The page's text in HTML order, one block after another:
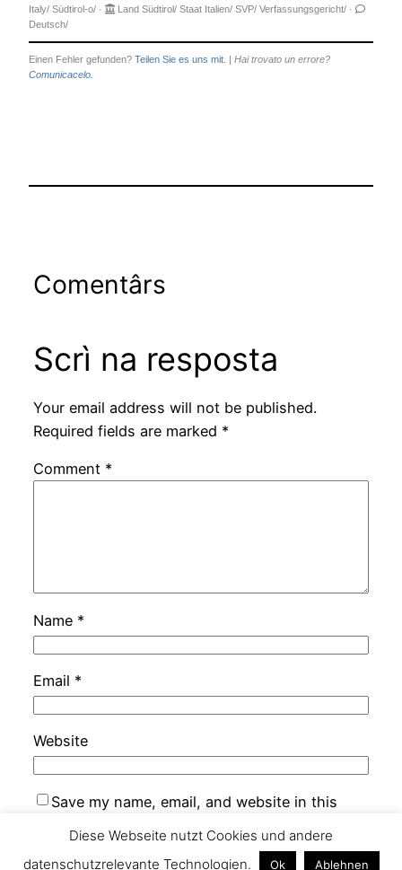
Italy/ Südtirol-o/ · Land Südtirol/ Staat Italien/ SVP/ Verfassungsgericht/ ·
Deutsch/
Einen Fehler gefunden? Teilen Sie es uns mit. | Hai trovato un errore?
Comunicacelo.
Comentârs
Scrì na resposta
Your email address will not be published.
Required fields are marked *
Comment *
Name *
Email *
Website
Save my name, email, and website in this
Diese Webseite nutzt Cookies und andere
datenschutzrelevante Technologien.
Ok Ablehnen